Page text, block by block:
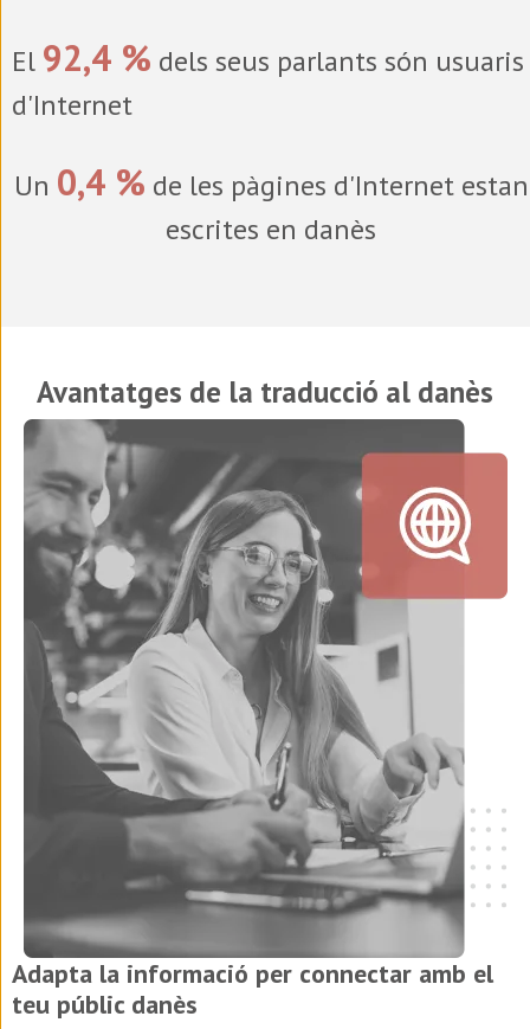
El 92,4 % dels seus parlants són usuaris
d'Internet
Un 0,4 % de les pàgines d'Internet estan
escrites en danès
Avantatges de la traducció al danès
Adapta la informació per connectar amb el
teu públic danès